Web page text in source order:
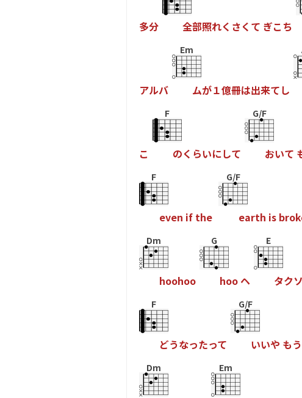
多分 全部照れく さく て ぎこ ち
アルバ
Em
ムが１億冊は出来てし
こ
F
のく らいにして
G/F
おいて
F
even if the
G/F
earth is brok
Dm
hoohoo
G
hoo ヘ
E
タクソ
F
どうなったって
G/F
いいや もう
Dm Em